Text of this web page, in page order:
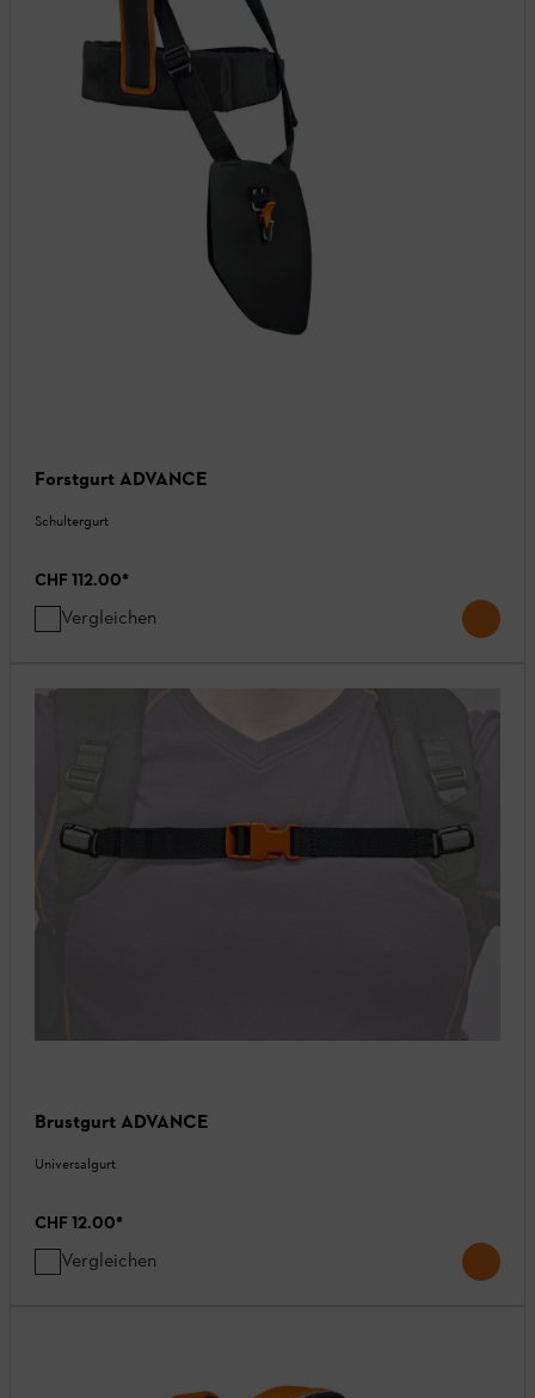
Forstgurt ADVANCE
Schultergurt
CHF 112.00*
Vergleichen
Brustgurt ADVANCE
Universalgurt
CHF 12.00*
Vergleichen